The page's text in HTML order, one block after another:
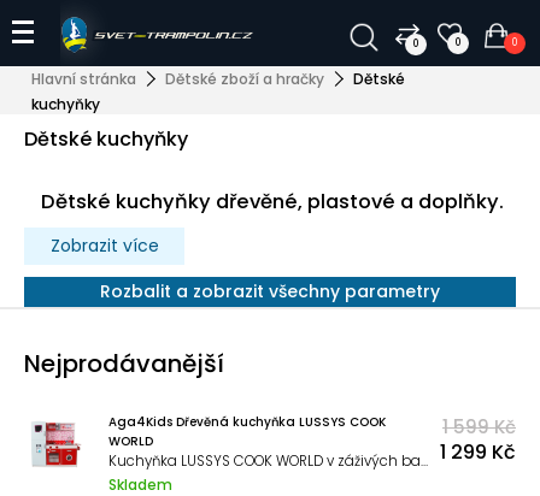
0 0 0
Hlavní stránka Dětské zboží a hračky
Dětské
kuchyňky
Dětské kuchyňky
Dětské kuchyňky dřevěné, plastové a doplňky.
Zobrazit více
Rozbalit a zobrazit všechny parametry
Nejprodávanější
Aga4Kids Dřevěná kuchyňka LUSSYS COOK
WORLD
Kuchyňka LUSSYS COOK WORLD v záživých barvách od firmy Aga4Kids, je určená pro všechny malé hospodyňky a jejich kamarádky.
Skladem
1 599 Kč
1 299 Kč